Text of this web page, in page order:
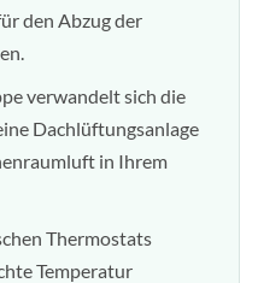
den Abzug der
verwandelt sich die
Dachlüftungsanlage
in Ihrem
Thermostats
Temperatur